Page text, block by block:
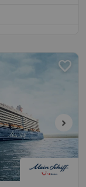
favorite
chevron_right